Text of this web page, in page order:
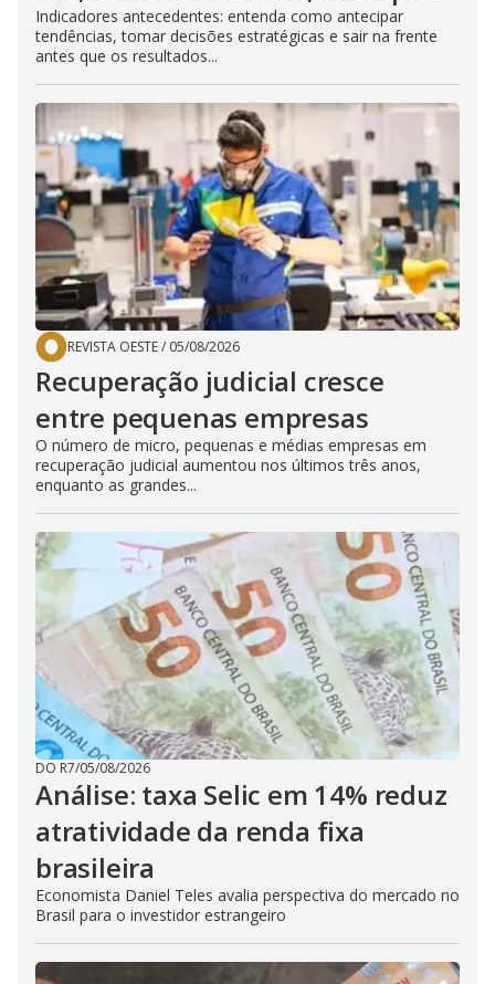
Indicadores antecedentes: entenda como antecipar
tendências, tomar decisões estratégicas e sair na frente
antes que os resultados...
REVISTA OESTE/ 05/08/2026
Recuperação judicial cresce
entre pequenas empresas
O número de micro, pequenas e médias empresas em
recuperação judicial aumentou nos últimos três anos,
enquanto as grandes...
DO R7/05/08/2026
Análise: taxa Selic em 14% reduz
atratividade da renda fixa
brasileira
Economista Daniel Teles avalia perspectiva do mercado no
Brasil para o investidor estrangeiro